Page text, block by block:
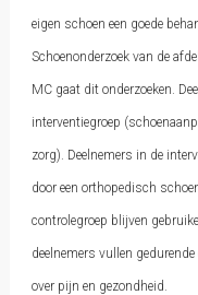
eigen schoen een goede
Schoenonderzoek van de
MC gaat dit onderzoeken.
interventiegroep
zorg). Deelnemers in de
door een orthopedisch
controlegroep blijven
deelnemers vullen
over pijn en gezondheid.